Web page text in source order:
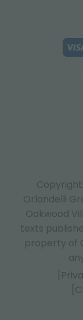
Orlandelli
Oakwood
texts
property of